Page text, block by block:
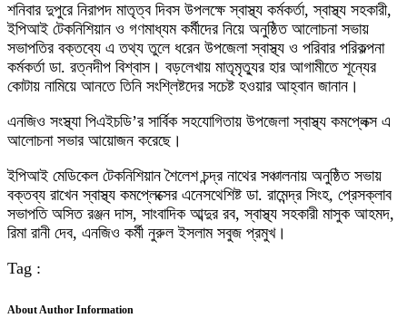
শনিবার দুপুরে নিরাপদ মাতৃত্ব দিবস উপলক্ষে স্বাস্থ্য কর্মকর্তা, স্বাস্থ্য সহকারী,
ইপিআই টেকনিশিয়ান ও গণমাধ্যম কর্মীদের নিয়ে অনুষ্ঠিত আলোচনা সভায়
সভাপতির বক্তব্যে এ তথ্য তুলে ধরেন উপজেলা স্বাস্থ্য ও পরিবার পরিকল্পনা
কর্মকর্তা ডা. রত্নদীপ বিশ্বাস। বড়লেখায় মাতৃমৃত্যুর হার আগামীতে শূন্যের
কোটায় নামিয়ে আনতে তিনি সংশ্লিষ্টদের সচেষ্ট হওয়ার আহ্বান জানান।
এনজিও সংস্থ্যা পিএইচডি’র সার্বিক সহযোগিতায় উপজেলা স্বাস্থ্য কমপ্লেক্স এ
আলোচনা সভার আয়োজন করেছে।
ইপিআই মেডিকেল টেকনিশিয়ান শৈলেশ চন্দ্র নাথের সঞ্চালনায় অনুষ্ঠিত সভায়
বক্তব্য রাখেন স্বাস্থ্য কমপ্লেক্সের এনেসথেশিষ্ট ডা. রামেন্দ্র সিংহ, প্রেসক্লাব
সভাপতি অসিত রঞ্জন দাস, সাংবাদিক আব্দুর রব, স্বাস্থ্য সহকারী মাসুক আহমদ,
রিমা রানী দেব, এনজিও কর্মী নুরুল ইসলাম সবুজ প্রমুখ।
Tag :
About Author Information